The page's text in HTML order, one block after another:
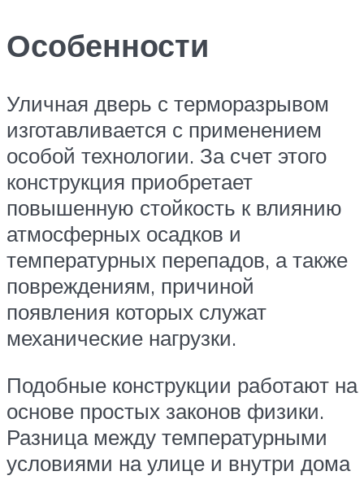
Особенности
Уличная дверь с терморазрывом
изготавливается с применением
особой технологии. За счет этого
конструкция приобретает
повышенную стойкость к влиянию
атмосферных осадков и
температурных перепадов, а также
повреждениям, причиной
появления которых служат
механические нагрузки.
Подобные конструкции работают на
основе простых законов физики.
Разница между температурными
условиями на улице и внутри дома